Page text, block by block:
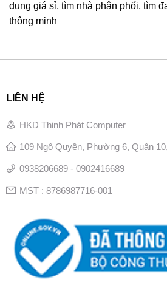
dụng giá sỉ, tìm nhà phân phối, tìm
thông minh
LIÊN HỆ
HKD Thịnh Phát Computer
109 Ngô Quyền, Phường 6, Quận
0938206689 - 0902416689
MST : 8786987716-001